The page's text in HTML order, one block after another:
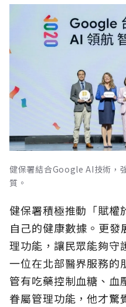
健保署結合Google AI技術，
質。
健保署積極推動「賦權
自己的健康數據。更
理功能，讓民眾能夠守
一位在北部醫界服務的
管有吃藥控制血糖、血
眷屬管理功能，他才驚